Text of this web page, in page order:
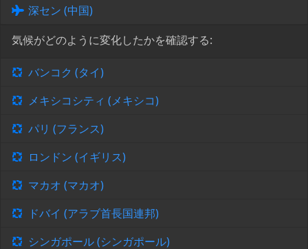
深セン (中国)
気候がどのように変化したかを確認する:
バンコク (タイ)
メキシコシティ (メキシコ)
パリ (フランス)
ロンドン (イギリス)
マカオ (マカオ)
ドバイ (アラブ首長国連邦)
シンガポール (シンガポール)